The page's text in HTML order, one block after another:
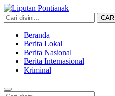
Liputan Pontianak
Berita Terkini dan TerUpdate
CARI
Beranda
Berita Lokal
Berita Nasional
Berita Internasional
Kriminal